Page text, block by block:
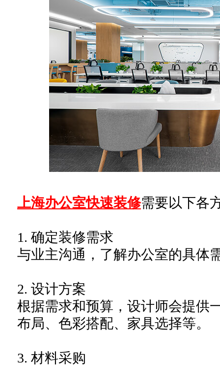
上海办公室快速装修需要以下各
1. 确定装修需求
与业主沟通，了解办公室的具体
2. 设计方案
根据需求和预算，设计师会提供
布局、色彩搭配、家具选择等。
3. 材料采购